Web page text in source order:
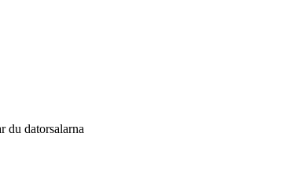
du datorsalarna